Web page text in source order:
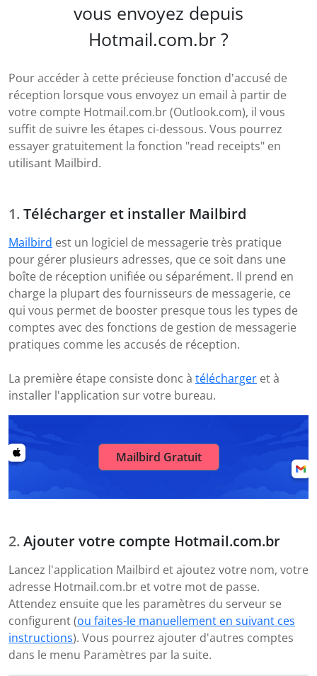
vous envoyez depuis
Hotmail.com.br ?
Pour accéder à cette précieuse fonction d'accusé de
réception lorsque vous envoyez un email à partir de
votre compte Hotmail.com.br (Outlook.com), il vous
suffit de suivre les étapes ci-dessous. Vous pourrez
essayer gratuitement la fonction "read receipts" en
utilisant Mailbird.
Télécharger et installer Mailbird
Mailbird est un logiciel de messagerie très pratique
pour gérer plusieurs adresses, que ce soit dans une
boîte de réception unifiée ou séparément. Il prend en
charge la plupart des fournisseurs de messagerie, ce
qui vous permet de booster presque tous les types de
comptes avec des fonctions de gestion de messagerie
pratiques comme les accusés de réception.
La première étape consiste donc à télécharger et à
installer l'application sur votre bureau.
Mailbird Gratuit
Ajouter votre compte Hotmail.com.br
Lancez l'application Mailbird et ajoutez votre nom, votre
adresse Hotmail.com.br et votre mot de passe.
Attendez ensuite que les paramètres du serveur se
configurent (ou faites-le manuellement en suivant ces
instructions). Vous pourrez ajouter d'autres comptes
dans le menu Paramètres par la suite.